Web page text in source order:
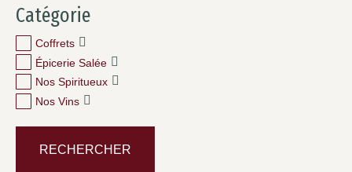
Catégorie
Coffrets
Épicerie Salée
Nos Spiritueux
Nos Vins
RECHERCHER